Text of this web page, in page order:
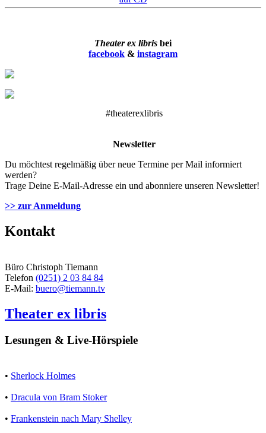
Theater ex libris bei
facebook & instagram
#theaterexlibris
Newsletter
Du möchtest regelmäßig über neue Termine per Mail informiert
werden?
Trage Deine E-Mail-Adresse ein und abonniere unseren Newsletter!
>> zur Anmeldung
Kontakt
Büro Christoph Tiemann
Telefon (0251) 2 03 84 84
E-Mail: buero@tiemann.tv
Theater ex libris
Lesungen & Live-Hörspiele
• Sherlock Holmes
• Dracula von Bram Stoker
• Frankenstein nach Mary Shelley